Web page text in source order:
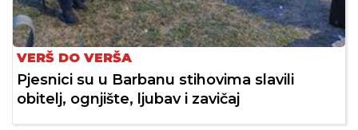
VERŠ DO VERŠA
Pjesnici su u Barbanu stihovima slavili
obitelj, ognjište, ljubav i zavičaj